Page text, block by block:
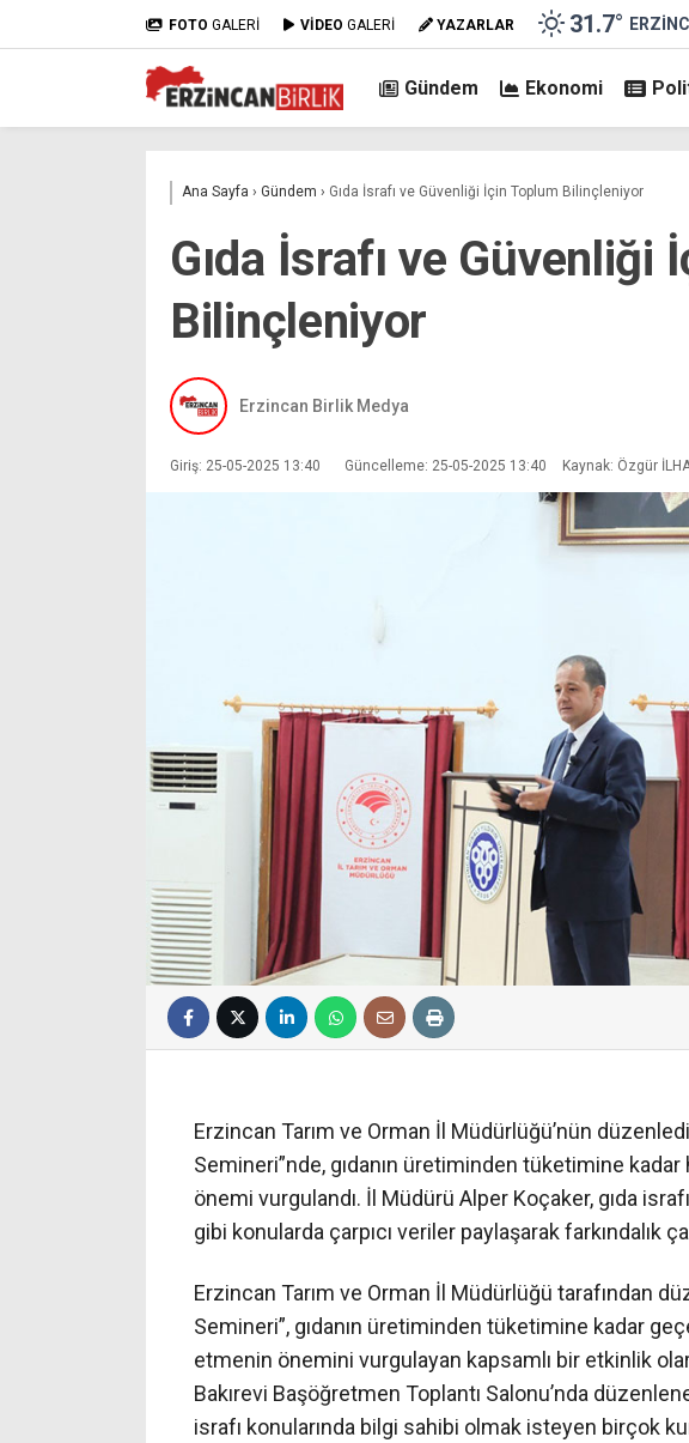
FOTO GALERİ VİDEO GALERİ YAZARLAR 31.7°
Gündem Ekonomi
Ana Sayfa › Gündem › Gıda İsrafı ve Güvenliği İçin Toplum Bilinçleniyor
Gıda İsrafı ve Güvenliği
Bilinçleniyor
Erzincan Birlik Medya
Giriş: 25-05-2025 13:40 Güncelleme: 25-05-2025 13:40 Kaynak: Özgür
Erzincan Tarım ve Orman İl Müdürlüğü’nün
Semineri”nde, gıdanın üretiminden tüketimine
önemi vurgulandı. İl Müdürü Alper Koçaker, gıda
gibi konularda çarpıcı veriler paylaşarak farkındalık
Erzincan Tarım ve Orman İl Müdürlüğü tarafından
Semineri”, gıdanın üretiminden tüketimine kadar
etmenin önemini vurgulayan kapsamlı bir etkinlik
Bakırevi Başöğretmen Toplantı Salonu’nda
israfı konularında bilgi sahibi olmak isteyen birçok